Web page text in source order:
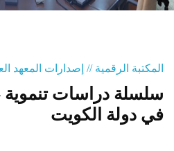
تواصلوا معنا
المنصة التدريبية
المكتبة الرقمية // إصدارات المعهد
سلسلة دراسات تنموية
في دولة الكويت